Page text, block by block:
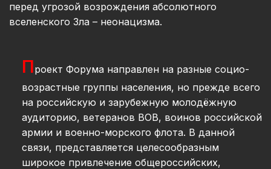
перед угрозой возрождения абсолютного
вселенского Зла – неонацизма.
Проект Форума направлен на разные социо-
возрастные группы населения, но прежде всего
на российскую и зарубежную молодёжную
аудиторию, ветеранов ВОВ, воинов российской
армии и военно-морского флота. В данной
связи, представляется целесообразным
широкое привлечение общероссийских,